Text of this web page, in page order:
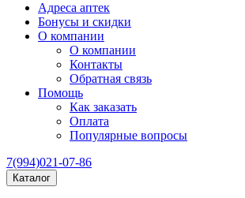
Адреса аптек
Бонусы и скидки
О компании
О компании
Контакты
Обратная связь
Помощь
Как заказать
Оплата
Популярные вопросы
7(994)021-07-86
Каталог